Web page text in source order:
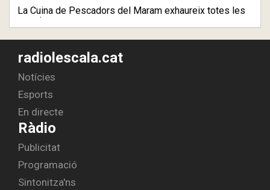
La Cuina de Pescadors del Maram exhaureix totes les
sessions
radiolescala.cat
Notícies
Esports
En directe
Ràdio
Publicitat
Programació
Sintonitza'ns